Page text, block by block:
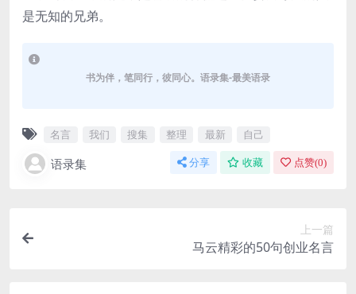
是无知的兄弟。
书为伴，笔同行，彼同心。语录集-最美语录
名言 我们 搜集 整理 最新 自己
语录集 分享 收藏 点赞(0)
上一篇
马云精彩的50句创业名言